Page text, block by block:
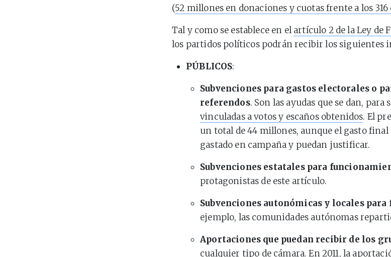
(52 millones en donaciones y cuotas frente a los 316
Tal y como se establece en elartículo 2 de la Ley de
los partidos políticos podrán recibir los siguientes
PÚBLICOS:
Subvenciones para gastos electorales o
referendos. Son las ayudas que se dan,
vinculadas a votos y escaños obtenidos. El
un total de 44 millones, aunque el gasto final
gastado en campaña y puedan justificar.
Subvenciones estatales para
protagonistas de este artículo.
Subvenciones autonómicas y locales
ejemplo, las comunidades autónomas
Aportaciones que puedan recibir de los
cualquier tipo de cámara. En 2011, la